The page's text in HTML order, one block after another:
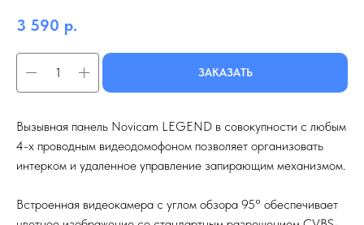
3 590 р.
ЗАКАЗАТЬ
Вызывная панель Novicam LEGEND в совокупности с любым
4-х проводным видеодомофоном позволяет организовать
интерком и удаленное управление запирающим механизмом.
Встроенная видеокамера с углом обзора 95° обеспечивает